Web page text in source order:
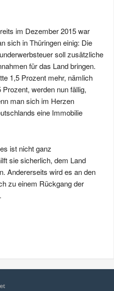
im Dezember 2015 war
sich in Thüringen einig: Die
soll zusätzliche
für das Land bringen.
1,5 Prozent mehr, nämlich
Prozent, werden nun fällig,
man sich im Herzen
eine Immobilie
ist nicht ganz
sie sicherlich, dem Land
Andererseits wird es an den
zu einem Rückgang der